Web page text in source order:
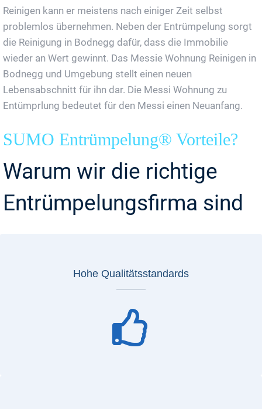
Reinigen kann er meistens nach einiger Zeit selbst
problemlos übernehmen. Neben der Entrümpelung sorgt
die Reinigung in Bodnegg dafür, dass die Immobilie
wieder an Wert gewinnt. Das Messie Wohnung Reinigen in
Bodnegg und Umgebung stellt einen neuen
Lebensabschnitt für ihn dar. Die Messi Wohnung zu
Entümprlung bedeutet für den Messi einen Neuanfang.
SUMO Entrümpelung® Vorteile?
Warum wir die richtige
Entrümpelungsfirma sind
Hohe Qualitätsstandards